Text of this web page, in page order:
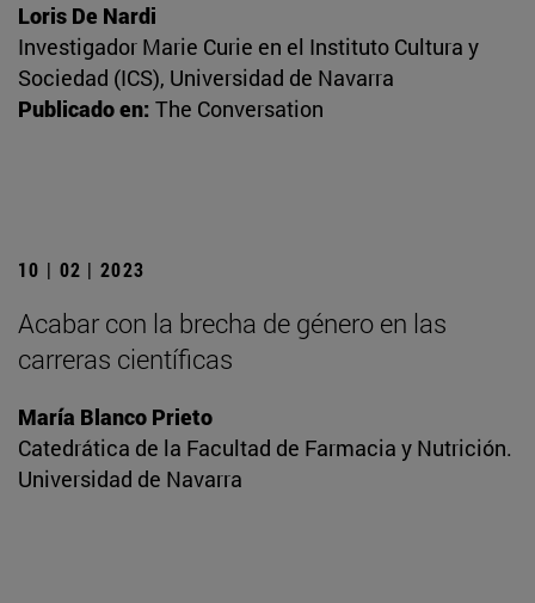
Loris De Nardi
Investigador Marie Curie en el Instituto Cultura y
Sociedad (ICS), Universidad de Navarra
Publicado en: The Conversation
10 | 02 | 2023
Acabar con la brecha de género en las
carreras científicas
María Blanco Prieto
Catedrática de la Facultad de Farmacia y Nutrición.
Universidad de Navarra